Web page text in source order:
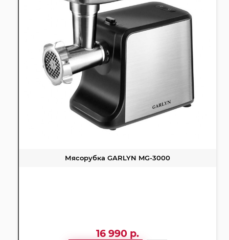
Мясорубка GARLYN MG-3000
16 990 р.